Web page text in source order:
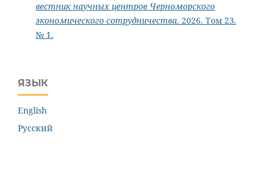
вестник научных центров Черноморского
экономического сотрудничества. 2026. Том 23.
№ 1.
ЯЗЫК
English
Русский